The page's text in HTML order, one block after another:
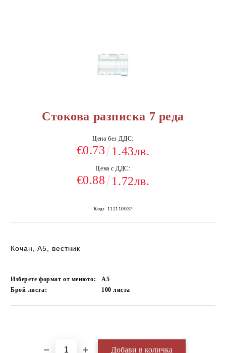
Стокова разписка 7 реда
Цена без ДДС:
€0.73 1.43лв.
Цена с ДДС:
€0.88 1.72лв.
Код: 112110037
Кочан, А5, вестник
Изберете формат от менюто:
А5
Брой листа:
100листа